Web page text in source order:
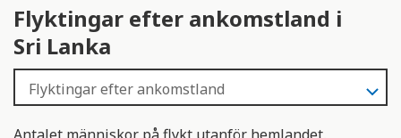
Flyktingar efter ankomstland i
Sri Lanka